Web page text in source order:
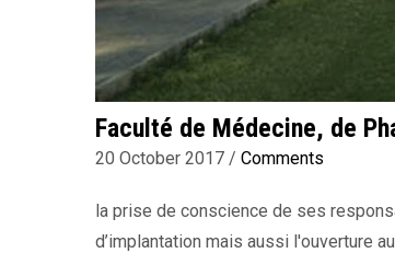
Faculté de Médecine, de
20 October 2017 / Comments
la prise de conscience de ses
d’implantation mais aussi l'ouverture